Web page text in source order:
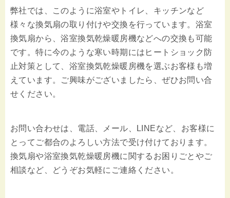
弊社では、このように浴室やトイレ、キッチンなど
様々な換気扇の取り付けや交換を行っています。浴室
換気扇から、浴室換気乾燥暖房機などへの交換も可能
です。特に今のような寒い時期にはヒートショック防
止対策として、浴室換気乾燥暖房機を選ぶお客様も増
えています。ご興味がございましたら、ぜひお問い合
せください。
お問い合わせは、電話、メール、LINEなど、お客様に
とってご都合のよろしい方法で受け付けております。
換気扇や浴室換気乾燥暖房機に関するお困りごとやご
相談など、どうぞお気軽にご連絡ください。